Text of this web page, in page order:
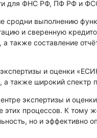
для ФНС РФ, ПФ РФ и
сродни выполнению
и сверенную
также составление
и оценки
а также широкий
экспертизы и
этих процессов. К
но и эффективно